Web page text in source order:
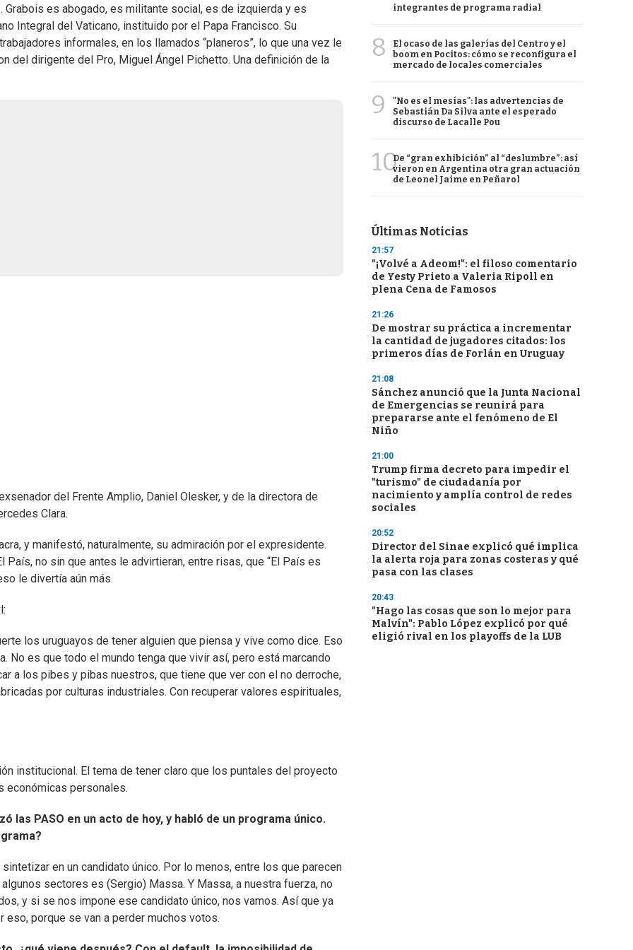
es abogado, es militante social, es de izquierda y es
Integral del Vaticano, instituido por el Papa Francisco. Su
informales, en los llamados “planeros”, lo que una vez le
del dirigente del Pro, Miguel Ángel Pichetto. Una definición de la
del Frente Amplio, Daniel Olesker, y de la directora de
Clara.
y manifestó, naturalmente, su admiración por el expresidente.
no sin que antes le advirtieran, entre risas, que “El País es
le divertía aún más.
los uruguayos de tener alguien que piensa y vive como dice. Eso
No es que todo el mundo tenga que vivir así, pero está marcando
a los pibes y pibas nuestros, que tiene que ver con el no derroche,
por culturas industriales. Con recuperar valores espirituales,
institucional. El tema de tener claro que los puntales del proyecto
económicas personales.
las PASO en un acto de hoy, y habló de un programa único.
en un candidato único. Por lo menos, entre los que parecen
sectores es (Sergio) Massa. Y Massa, a nuestra fuerza, no
y si se nos impone ese candidato único, nos vamos. Así que ya
porque se van a perder muchos votos.
integrantes de programa radial
8
El ocaso de las galerías del Centro y el
boom en Pocitos: cómo se reconfigura el
mercado de locales comerciales
9
"No es el mesías": las advertencias de
Sebastián Da Silva ante el esperado
discurso de Lacalle Pou
10De “gran exhibición” al “deslumbre”: así
vieron en Argentina otra gran actuación
de Leonel Jaime en Peñarol
Últimas Noticias
21:57
"¡Volvé a Adeom!": el filoso comentario
de Yesty Prieto a Valeria Ripoll en
plena Cena de Famosos
21:26
De mostrar su práctica a incrementar
la cantidad de jugadores citados: los
primeros días de Forlán en Uruguay
21:08
Sánchez anunció que la Junta Nacional
de Emergencias se reunirá para
prepararse ante el fenómeno de El
Niño
21:00
Trump firma decreto para impedir el
"turismo" de ciudadanía por
nacimiento y amplía control de redes
sociales
20:52
Director del Sinae explicó qué implica
la alerta roja para zonas costeras y qué
pasa con las clases
20:43
"Hago las cosas que son lo mejor para
Malvín": Pablo López explicó por qué
eligió rival en los playoffs de la LUB